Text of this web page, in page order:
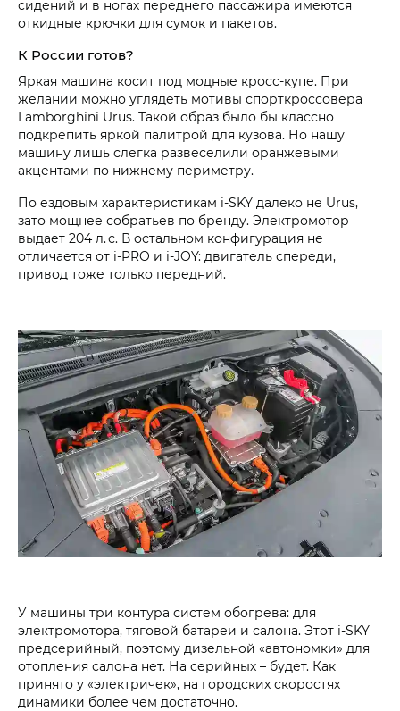
сидений и в ногах переднего пассажира имеются
откидные крючки для сумок и пакетов.
К России готов?
Яркая машина косит под модные кросс-купе. При
желании можно углядеть мотивы спорткроссовера
Lamborghini Urus. Такой образ было бы классно
подкрепить яркой палитрой для кузова. Но нашу
машину лишь слегка развеселили оранжевыми
акцентами по нижнему периметру.
По ездовым характеристикам i‑SKY далеко не Urus,
зато мощнее собратьев по бренду. Электромотор
выдает 204 л. с. В остальном конфигурация не
отличается от i‑PRO и i‑JOY: двигатель спереди,
привод тоже только передний.
У машины три контура систем обогрева: для
электромотора, тяговой батареи и салона. Этот i‑SKY
предсерийный, поэтому дизельной «автономки» для
отопления салона нет. На серийных – будет. Как
принято у «электричек», на городских скоростях
динамики более чем достаточно.